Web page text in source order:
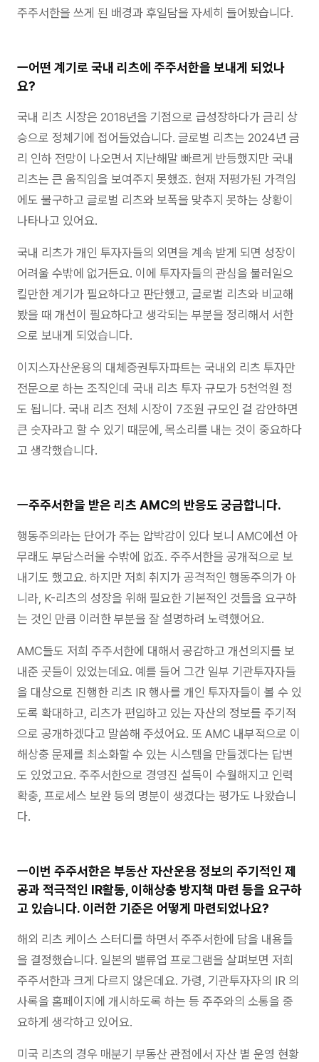
주주서한을 쓰게 된 배경과 후일담을 자세히 들어봤습니다.
ㅡ어떤 계기로 국내 리츠에 주주서한을 보내게 되었나
요?
국내 리츠 시장은 2018년을 기점으로 급성장하다가 금리 상
승으로 정체기에 접어들었습니다. 글로벌 리츠는 2024년 금
리 인하 전망이 나오면서 지난해말 빠르게 반등했지만 국내
리츠는 큰 움직임을 보여주지 못했죠. 현재 저평가된 가격임
에도 불구하고 글로벌 리츠와 보폭을 맞추지 못하는 상황이
나타나고 있어요.
국내 리츠가 개인 투자자들의 외면을 계속 받게 되면 성장이
어려울 수밖에 없거든요. 이에 투자자들의 관심을 불러일으
킬만한 계기가 필요하다고 판단했고, 글로벌 리츠와 비교해
봤을 때 개선이 필요하다고 생각되는 부분을 정리해서 서한
으로 보내게 되었습니다.
이지스자산운용의 대체증권투자파트는 국내외 리츠 투자만
전문으로 하는 조직인데 국내 리츠 투자 규모가 5천억원 정
도 됩니다. 국내 리츠 전체 시장이 7조원 규모인 걸 감안하면
큰 숫자라고 할 수 있기 때문에, 목소리를 내는 것이 중요하다
고 생각했습니다.
ㅡ주주서한을 받은 리츠 AMC의 반응도 궁금합니다.
행동주의라는 단어가 주는 압박감이 있다 보니 AMC에선 아
무래도 부담스러울 수밖에 없죠. 주주서한을 공개적으로 보
내기도 했고요. 하지만 저희 취지가 공격적인 행동주의가 아
니라, K-리츠의 성장을 위해 필요한 기본적인 것들을 요구하
는 것인 만큼 이러한 부분을 잘 설명하려 노력했어요.
AMC들도 저희 주주서한에 대해서 공감하고 개선의지를 보
내준 곳들이 있었는데요. 예를 들어 그간 일부 기관투자자들
을 대상으로 진행한 리츠 IR 행사를 개인 투자자들이 볼 수 있
도록 확대하고, 리츠가 편입하고 있는 자산의 정보를 주기적
으로 공개하겠다고 말씀해 주셨어요. 또 AMC 내부적으로 이
해상충 문제를 최소화할 수 있는 시스템을 만들겠다는 답변
도 있었고요. 주주서한으로 경영진 설득이 수월해지고 인력
확충, 프로세스 보완 등의 명분이 생겼다는 평가도 나왔습니
다.
ㅡ이번 주주서한은 부동산 자산운용 정보의 주기적인 제
공과 적극적인 IR활동, 이해상충 방지책 마련 등을 요구하
고 있습니다. 이러한 기준은 어떻게 마련되었나요?
해외 리츠 케이스 스터디를 하면서 주주서한에 담을 내용들
을 결정했습니다. 일본의 밸류업 프로그램을 살펴보면 저희
주주서한과 크게 다르지 않은데요. 가령, 기관투자자의 IR 의
사록을 홈페이지에 개시하도록 하는 등 주주와의 소통을 중
요하게 생각하고 있어요.
미국 리츠의 경우 매분기 부동산 관점에서 자산 별 운영 현황